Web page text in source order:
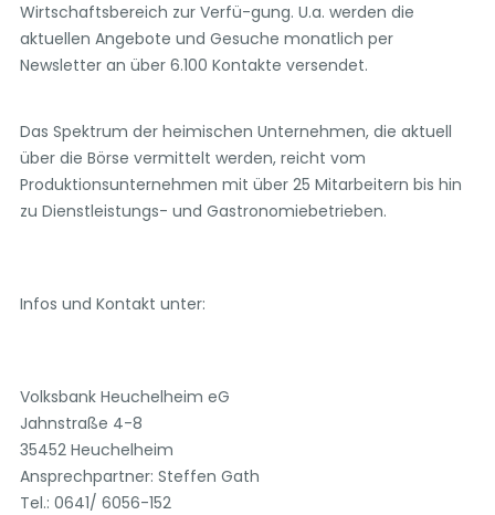
Wirtschaftsbereich zur Verfü-gung. U.a. werden die
aktuellen Angebote und Gesuche monatlich per
Newsletter an über 6.100 Kontakte versendet.
Das Spektrum der heimischen Unternehmen, die aktuell
über die Börse vermittelt werden, reicht vom
Produktionsunternehmen mit über 25 Mitarbeitern bis hin
zu Dienstleistungs- und Gastronomiebetrieben.
Infos und Kontakt unter:
Volksbank Heuchelheim eG
Jahnstraße 4-8
35452 Heuchelheim
Ansprechpartner: Steffen Gath
Tel.: 0641/ 6056-152